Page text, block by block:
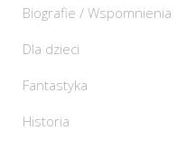
Biografie / Wspomnienia
Dla dzieci
Fantastyka
Historia